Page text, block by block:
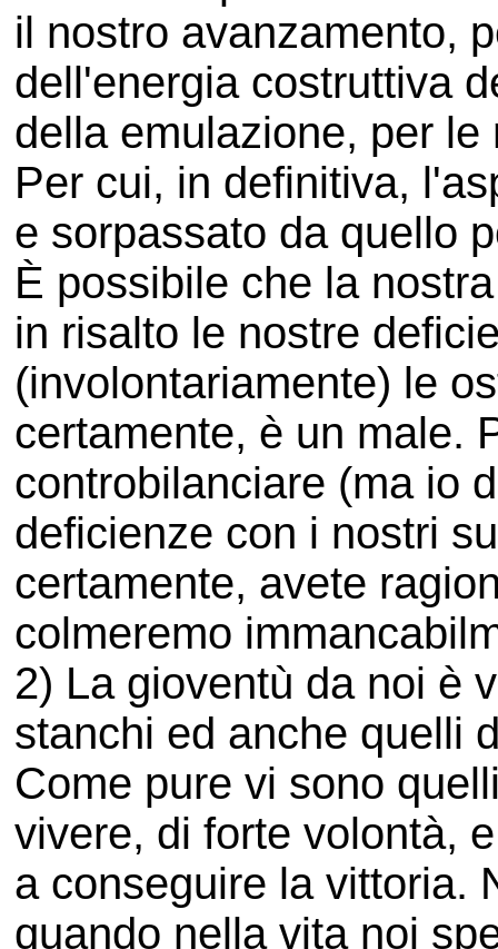
il nostro avanzamento,
dell'energia costruttiva
della emulazione, per
Per cui, in definitiva,
e sorpassato da quello
È possibile che la
in risalto le nostre
(involontariamente) le
certamente, è un male.
controbilanciare (ma io
deficienze con i nostri
certamente, avete
colmeremo
2) La gioventù da noi è
stanchi ed anche quelli
Come pure vi sono
vivere, di forte volontà,
a conseguire la vittoria.
quando nella vita noi